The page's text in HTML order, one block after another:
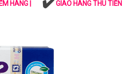
HÀNG | GIAO HÀNG THU TIỀN |